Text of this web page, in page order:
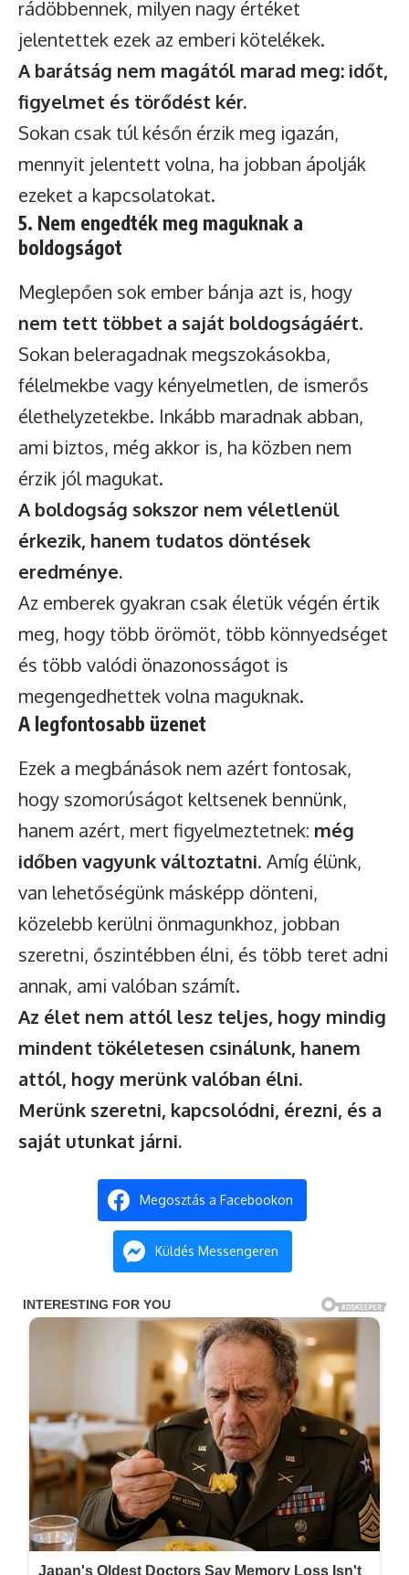
rádöbbennek, milyen nagy értéket
jelentettek ezek az emberi kötelékek.
A barátság nem magától marad meg: időt,
figyelmet és törődést kér.
Sokan csak túl későn érzik meg igazán,
mennyit jelentett volna, ha jobban ápolják
ezeket a kapcsolatokat.
5. Nem engedték meg maguknak a
boldogságot
Meglepően sok ember bánja azt is, hogy
nem tett többet a saját boldogságáért.
Sokan beleragadnak megszokásokba,
félelmekbe vagy kényelmetlen, de ismerős
élethelyzetekbe. Inkább maradnak abban,
ami biztos, még akkor is, ha közben nem
érzik jól magukat.
A boldogság sokszor nem véletlenül
érkezik, hanem tudatos döntések
eredménye.
Az emberek gyakran csak életük végén értik
meg, hogy több örömöt, több könnyedséget
és több valódi önazonosságot is
megengedhettek volna maguknak.
A legfontosabb üzenet
Ezek a megbánások nem azért fontosak,
hogy szomorúságot keltsenek bennünk,
hanem azért, mert figyelmeztetnek: még
időben vagyunk változtatni. Amíg élünk,
van lehetőségünk másképp dönteni,
közelebb kerülni önmagunkhoz, jobban
szeretni, őszintébben élni, és több teret adni
annak, ami valóban számít.
Az élet nem attól lesz teljes, hogy mindig
mindent tökéletesen csinálunk, hanem
attól, hogy merünk valóban élni.
Merünk szeretni, kapcsolódni, érezni, és a
saját utunkat járni.
Megosztás a Facebookon
Küldés Messengeren